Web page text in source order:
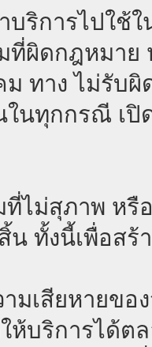
บริการไปใช้
ที่ผิดกฎหมาย
ทาง ไม่รับ
ในทุกกรณี เปิ
ไม่สุภาพ หรื
น ทั้งนี้เพื่อสร้
มเสียหายขอ
ห้บริการได้ต